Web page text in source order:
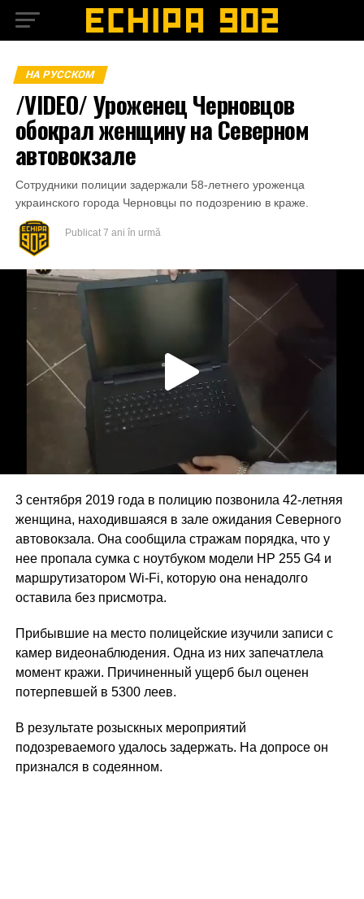
НА РУССКОМ
/VIDEO/ Уроженец Черновцов
обокрал женщину на Северном
автовокзале
Сотрудники полиции задержали 58-летнего уроженца
украинского города Черновцы по подозрению в краже.
Publicat 7 ani în urmă
3 сентября 2019 года в полицию позвонила 42-летняя
женщина, находившаяся в зале ожидания Северного
автовокзала. Она сообщила стражам порядка, что у
нее пропала сумка с ноутбуком модели HP 255 G4 и
маршрутизатором Wi-Fi, которую она ненадолго
оставила без присмотра.
Прибывшие на место полицейские изучили записи с
камер видеонаблюдения. Одна из них запечатлела
момент кражи. Причиненный ущерб был оценен
потерпевшей в 5300 леев.
В результате розыскных мероприятий
подозреваемого удалось задержать. На допросе он
признался в содеянном.